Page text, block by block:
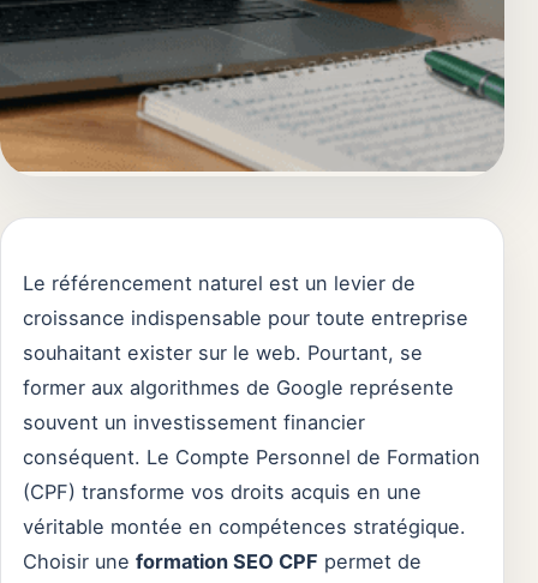
Le référencement naturel est un levier de
croissance indispensable pour toute entreprise
souhaitant exister sur le web. Pourtant, se
former aux algorithmes de Google représente
souvent un investissement financier
conséquent. Le Compte Personnel de Formation
(CPF) transforme vos droits acquis en une
véritable montée en compétences stratégique.
Choisir une formation SEO CPF permet de